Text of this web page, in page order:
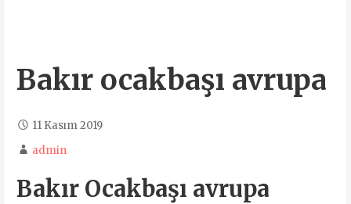
Bakır ocakbaşı avrupa
11 Kasım 2019
admin
Bakır Ocakbaşı avrupa